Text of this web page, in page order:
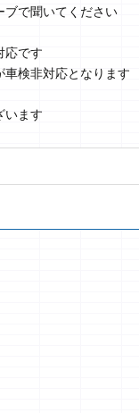
ブで聞いてください
応です
車検非対応となります
います